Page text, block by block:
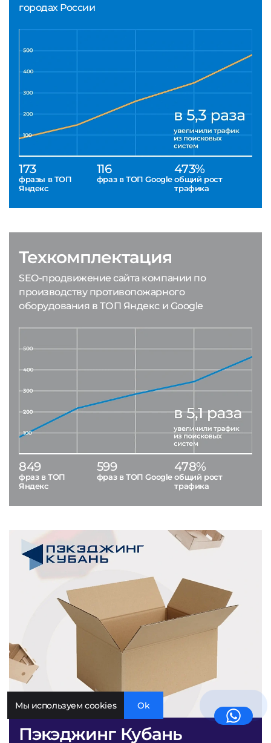
городах России
173
фразы в ТОП
Яндекс
116
фраз в ТОП Google
473%
общий рост
трафика
Пэкэджинг Кубань
Техкомплектация
SEO-продвижение сайта компании по
производству противопожарного
оборудования в ТОП Яндекс и Google
849
фраз в ТОП
Яндекс
599
фраз в ТОП Google
478%
общий рост
трафика
Мы используем cookies Ok